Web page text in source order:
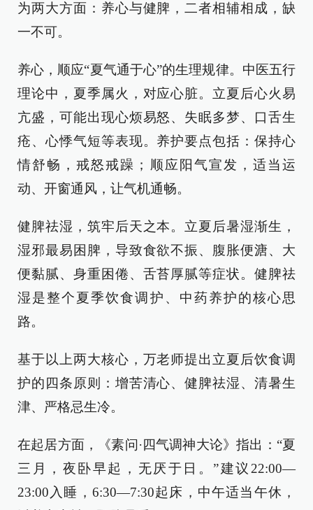
为两大方面：养心与健脾，二者相辅相成，缺
一不可。
养心，顺应“夏气通于心”的生理规律。中医五行
理论中，夏季属火，对应心脏。立夏后心火易
亢盛，可能出现心烦易怒、失眠多梦、口舌生
疮、心悸气短等表现。养护要点包括：保持心
情舒畅，戒怒戒躁；顺应阳气宣发，适当运
动、开窗通风，让气机通畅。
健脾祛湿，筑牢后天之本。立夏后暑湿渐生，
湿邪最易困脾，导致食欲不振、腹胀便溏、大
便黏腻、身重困倦、舌苔厚腻等症状。健脾祛
湿是整个夏季饮食调护、中药养护的核心思
路。
基于以上两大核心，万老师提出立夏后饮食调
护的四条原则：增苦清心、健脾祛湿、清暑生
津、严格忌生冷。
在起居方面，《素问·四气调神大论》指出：“夏
三月，夜卧早起，无厌于日。”建议22:00—
23:00入睡，6:30—7:30起床，中午适当午休，